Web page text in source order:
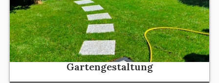
Gartengestaltung